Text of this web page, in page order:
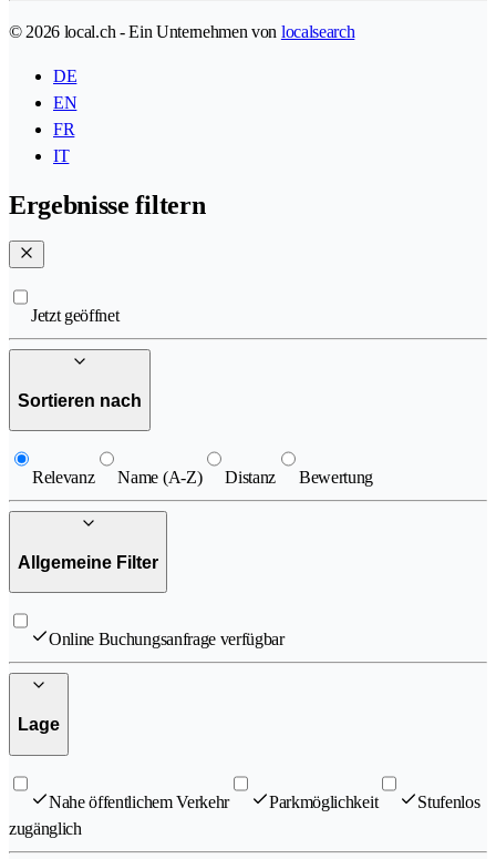
© 2026 local.ch - Ein Unternehmen von localsearch
DE
EN
FR
IT
Ergebnisse filtern
Jetzt geöffnet
Sortieren nach
Relevanz Name (A-Z) Distanz Bewertung
Allgemeine Filter
Online Buchungsanfrage verfügbar
Lage
Nahe öffentlichem Verkehr Parkmöglichkeit
Stufenlos
zugänglich